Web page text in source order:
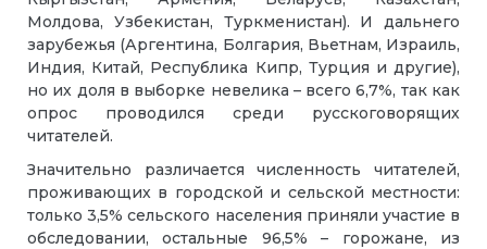
Молдова, Узбекистан, Туркменистан). И дальнего
зарубежья (Аргентина, Болгария, Вьетнам, Израиль,
Индия, Китай, Республика Кипр, Турция и другие),
но их доля в выборке невелика – всего 6,7%, так как
опрос проводился среди русскоговорящих
читателей.
Значительно различается численность читателей,
проживающих в городской и сельской местности:
только 3,5% сельского населения приняли участие в
обследовании, остальные 96,5% – горожане, из